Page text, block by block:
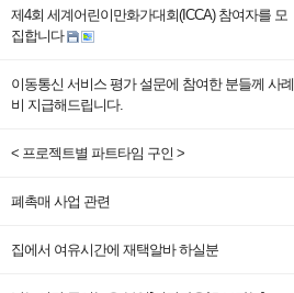
제4회 세계어린이만화가대회(ICCA) 참여자를 모
집합니다
이동통신 서비스 평가 설문에 참여한 분들께 사례
비 지급해드립니다.
< 프로젝트별 파트타임 구인 >
폐촉매 사업 관련
집에서 여유시간에 재택알바 하실분